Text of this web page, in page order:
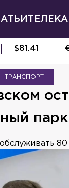
$81.41
ТРАНСПОРТ
парк